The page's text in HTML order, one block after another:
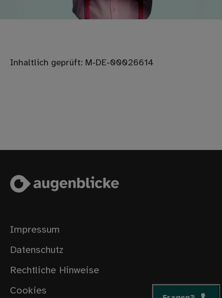
Inhaltlich geprüft: M-DE-00026614
Impressum
Datenschutz
Rechtliche Hinweise
Cookies